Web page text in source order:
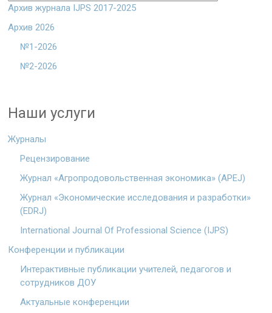
Архив журнала IJPS 2017-2025
Архив 2026
№1-2026
№2-2026
Наши услуги
Журналы
Рецензирование
Журнал «Агропродовольственная экономика» (APEJ)
Журнал «Экономические исследования и разработки»
(EDRJ)
International Journal Of Professional Science (IJPS)
Конференции и публикации
Интерактивные публикации учителей, педагогов и
сотрудников ДОУ
Актуальные конференции